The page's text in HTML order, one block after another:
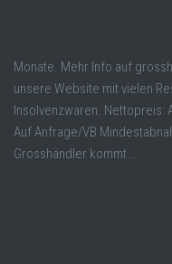
Monate. Mehr Info auf
unsere Website mit vielen
Insolvenzwaren. Nettopreis:
Auf Anfrage/VB
Grosshändler kommt ...